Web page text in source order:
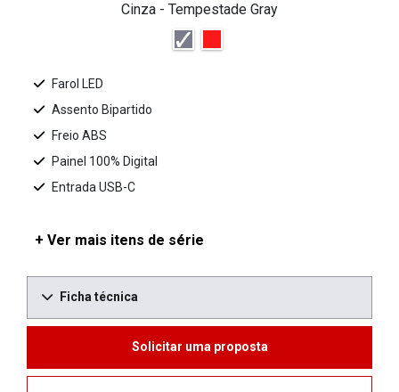
Cinza - Tempestade Gray
Farol LED
Assento Bipartido
Freio ABS
Painel 100% Digital
Entrada USB-C
+ Ver mais itens de série
Ficha técnica
Solicitar uma proposta